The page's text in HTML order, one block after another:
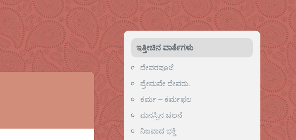
ಇತ್ತೀಚಿನ ವಾರ್ತೆಗಳು
ದೇವರಪೂಜೆ
ಪ್ರೇಮವೇ ದೇವರು.
ಕರ್ಮ – ಕರ್ಮಫಲ
ಮನಸ್ಸಿನ ಚಲನೆ
ನಿಜವಾದ ಭಕ್ತಿ